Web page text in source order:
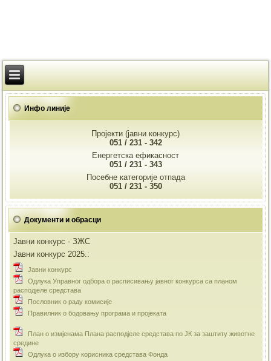
Инфо линије
Пројекти (јавни конкурс)
051 / 231 - 342
Енергетска ефикасност
051 / 231 - 343
Посебне категорије отпада
051 / 231 - 350
Документи и обрасци
Јавни конкурс - ЗЖС
Јавни конкурс 2025.:
Jавни конкурс
Одлука Управног одбора о расписивању јавног конкурса са планом
расподјеле средстава
Пословник о раду комисије
Правилник о бодовању програма и пројеката
План о измјенама Плана расподјеле средстава по ЈК за заштиту животне
средине
Одлука о избору корисника средстава Фонда